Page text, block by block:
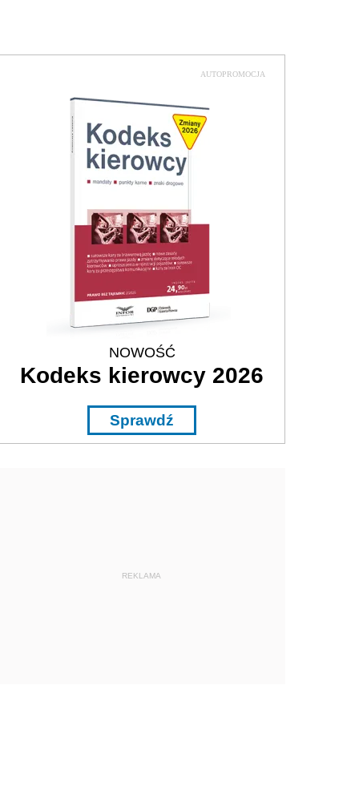
AUTOPROMOCJA
NOWOŚĆ
Kodeks kierowcy 2026
Sprawdź
REKLAMA